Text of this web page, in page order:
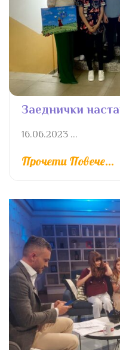
Заеднички
16.06.2023 ...
Прочети Повече...